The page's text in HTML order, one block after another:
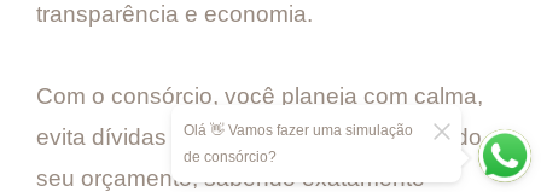
transparência e economia.
Com o consórcio, você planeja com calma,
evita dívidas caras e mantém o controle do
seu orçamento, sabendo exatamente
Olá 👋 Vamos fazer uma simulação
de consórcio?